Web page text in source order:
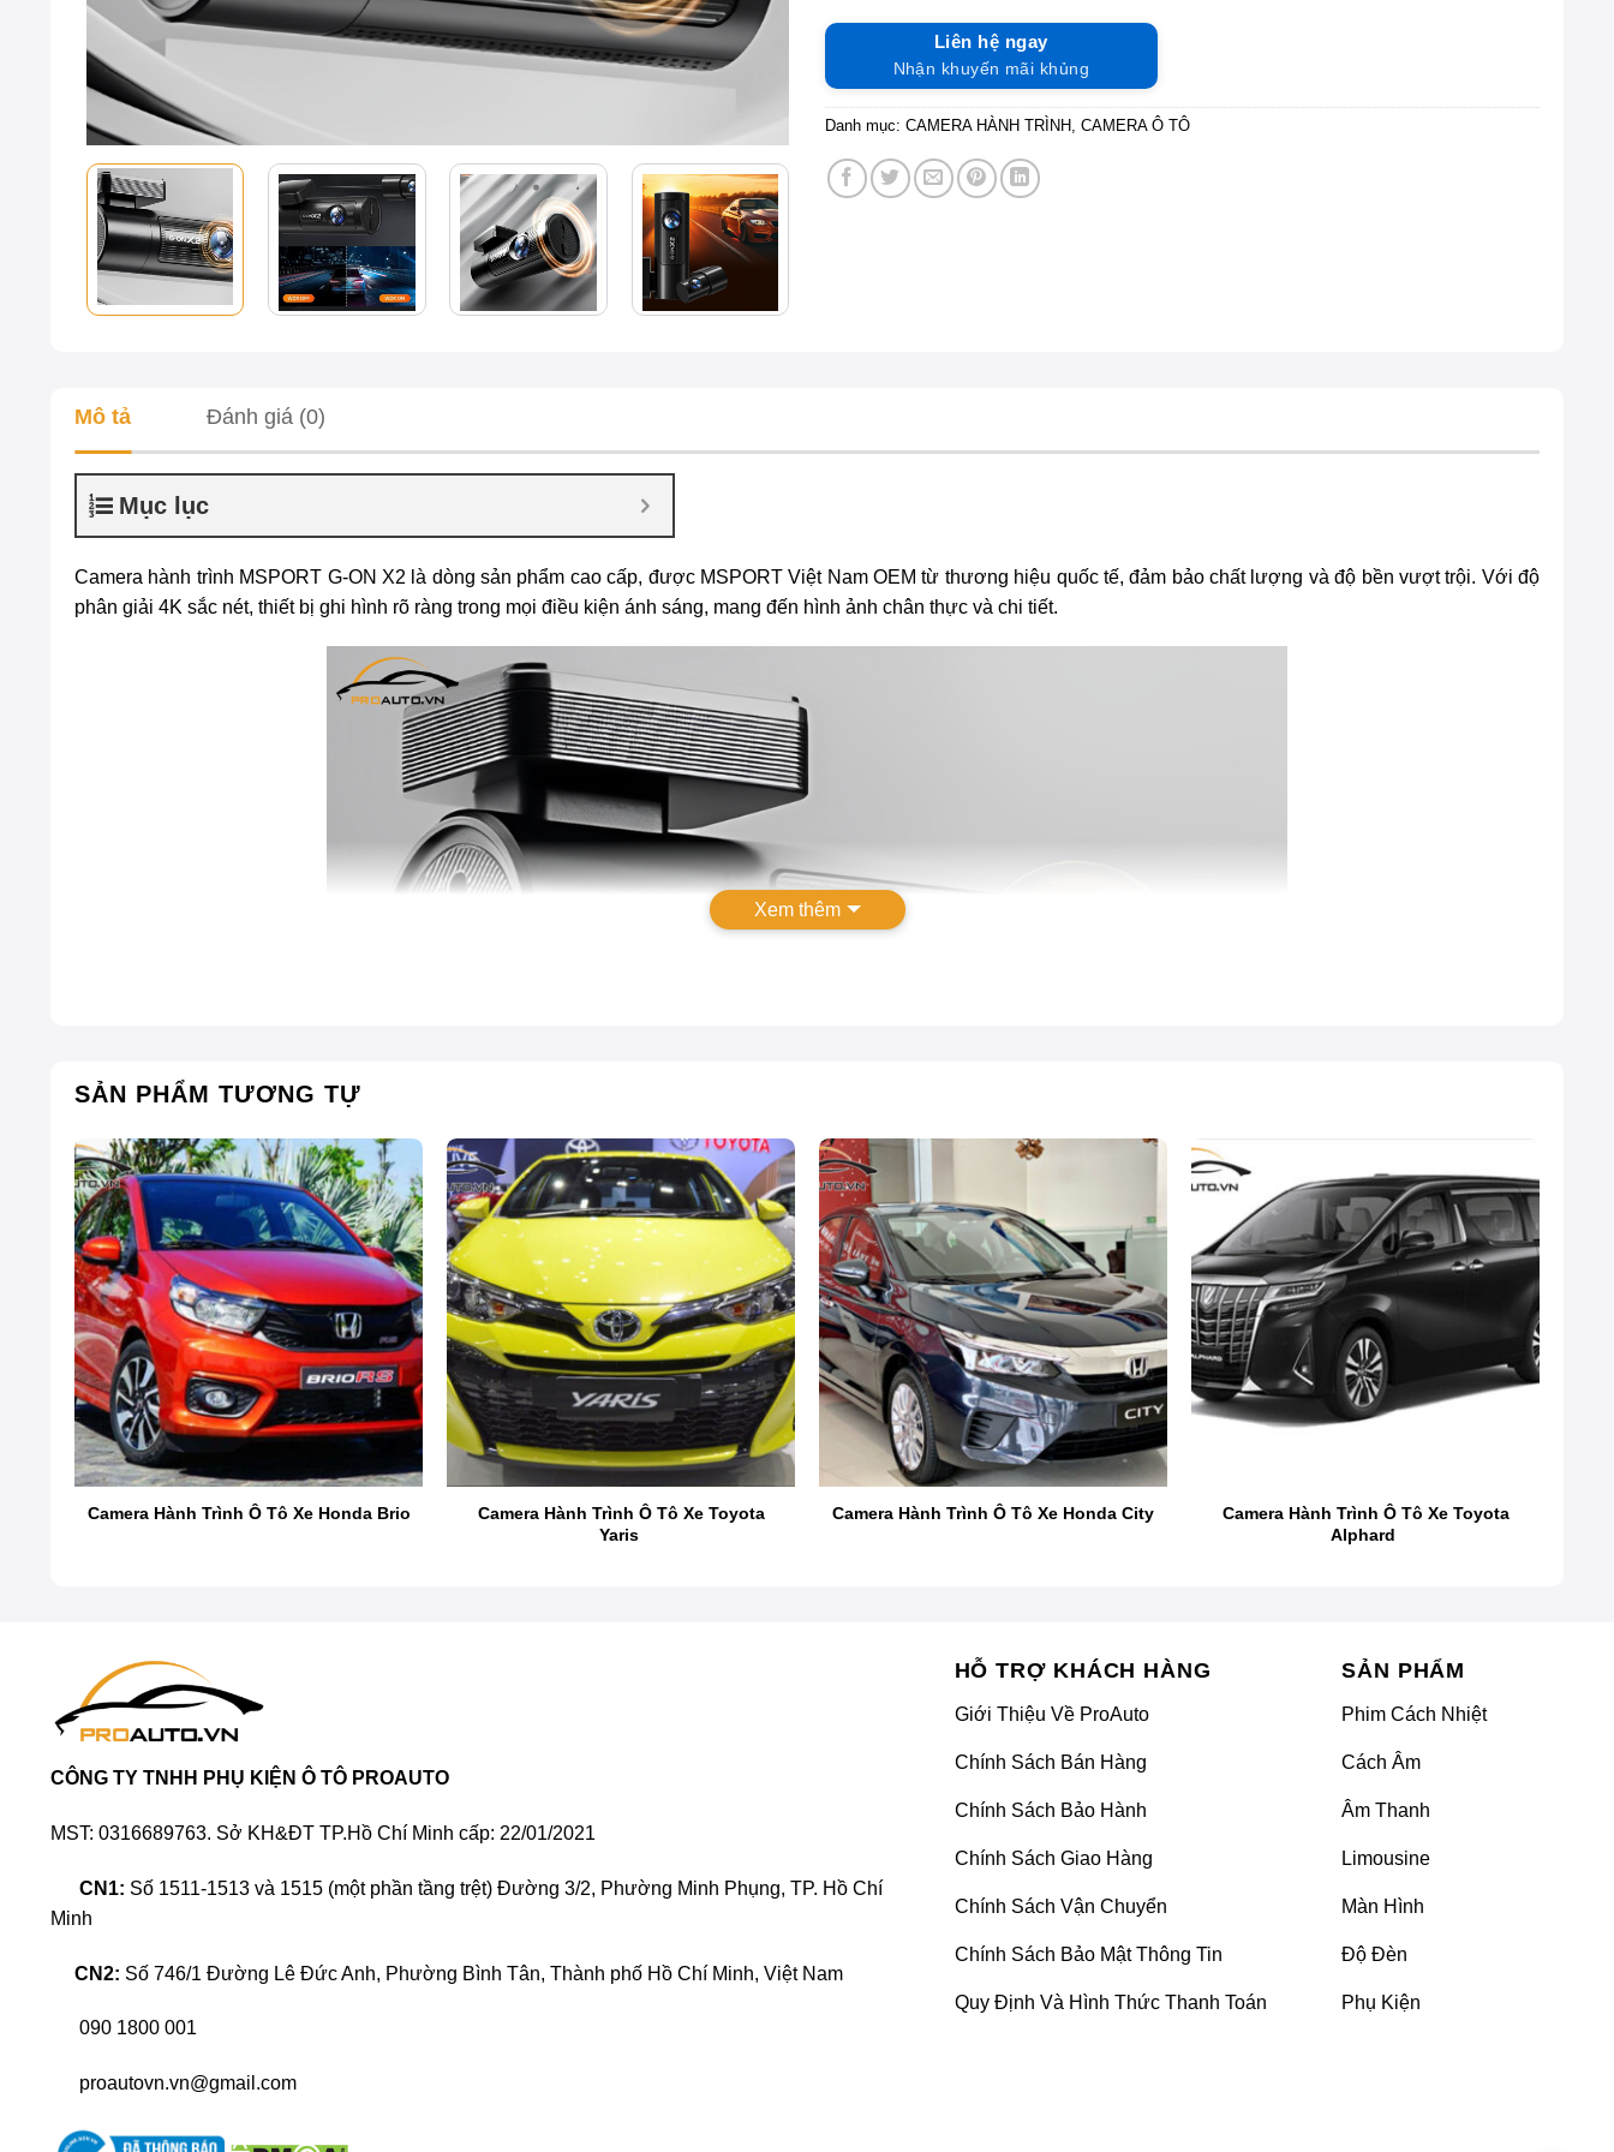
Liên hệ ngay
Nhận khuyến mãi khủng
Danh mục: CAMERA HÀNH TRÌNH CAMERA Ô TÔ
Mô tả Đánh giá (0)
Mục lục
Camera hành trình MSPORT G-ON X2 là dòng sản phẩm cao cấp, được MSPORT Việt Nam OEM từ thương hiệu quốc tế, đảm bảo chất lượng và độ bền vượt trội. Với độ
phân giải 4K sắc nét, thiết bị ghi hình rõ ràng trong mọi điều kiện ánh sáng, mang đến hình ảnh chân thực và chi tiết.
Camera hành trình MSPORT G-ON X2 ghi hình 4K, đỗ xe an toàn
Giới thiệu camera hành trình MSPORT G-ON X2
MSPORT G-ON X2 là một trong hai mẫu camera hành trình mới nhất từ MSPORT, nổi bật với thiết kế tinh xảo, chất liệu cao cấp và khả năng tản nhiệt vượt trội. Không chỉ là
một thiết bị ghi hình, X2 mang đến trải nghiệm lái xe an toàn và tiện lợi với loạt tính năng hiện đại.
Xem thêm
SẢN PHẨM TƯƠNG TỰ
Camera Hành Trình Ô Tô Xe Honda Brio
Camera Hành Trình Ô Tô Xe Toyota
Yaris
Camera Hành Trình Ô Tô Xe Honda City
Camera Hành Trình Ô Tô Xe Toyota
Alphard
CÔNG TY TNHH PHỤ KIỆN Ô TÔ PROAUTO
MST: 0316689763. Sở KH&ĐT TP.Hồ Chí Minh cấp: 22/01/2021
CN1: Số 1511-1513 và 1515 (một phần tầng trệt) Đường 3/2, Phường Minh Phụng, TP. Hồ Chí
Minh
CN2: Số 746/1 Đường Lê Đức Anh, Phường Bình Tân, Thành phố Hồ Chí Minh, Việt Nam
090 1800 001
proautovn.vn@gmail.com
HỖ TRỢ KHÁCH HÀNG
Giới Thiệu Về ProAuto
Chính Sách Bán Hàng
Chính Sách Bảo Hành
Chính Sách Giao Hàng
Chính Sách Vận Chuyển
Chính Sách Bảo Mật Thông Tin
Quy Định Và Hình Thức Thanh Toán
SẢN PHẨM
Phim Cách Nhiệt
Cách Âm
Âm Thanh
Limousine
Màn Hình
Độ Đèn
Phụ Kiện